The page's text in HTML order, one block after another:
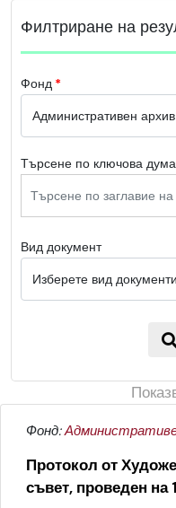
Филтриране на
Фонд
Търсене по ключова дума
Вид документ
Фонд:
Протокол от
съвет, проведен на